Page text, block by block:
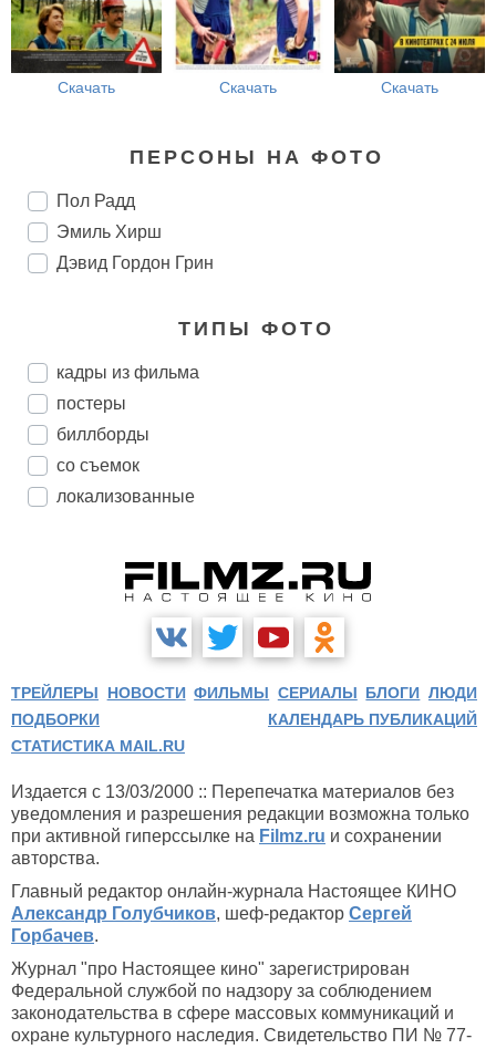
Скачать Скачать Скачать
ПЕРСОНЫ НА ФОТО
Пол Радд
Эмиль Хирш
Дэвид Гордон Грин
ТИПЫ ФОТО
кадры из фильма
постеры
биллборды
со съемок
локализованные
ТРЕЙЛЕРЫ НОВОСТИ ФИЛЬМЫ СЕРИАЛЫ БЛОГИ ЛЮДИ
ПОДБОРКИ
КАЛЕНДАРЬ ПУБЛИКАЦИЙ
СТАТИСТИКА MAIL.RU
Издается с 13/03/2000 :: Перепечатка материалов без
уведомления и разрешения редакции возможна только
при активной гиперссылке на Filmz.ru и сохранении
авторства.
Главный редактор онлайн-журнала Настоящее КИНО
Александр Голубчиков, шеф-редактор Сергей
Горбачев.
Журнал "про Настоящее кино" зарегистрирован
Федеральной службой по надзору за соблюдением
законодательства в сфере массовых коммуникаций и
охране культурного наследия. Свидетельство ПИ № 77-